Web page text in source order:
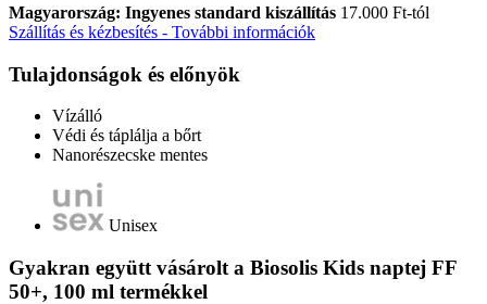
Magyarország: Ingyenes standard kiszállítás 17.000 Ft-tól
Szállítás és kézbesítés - További információk
Tulajdonságok és előnyök
Vízálló
Védi és táplálja a bőrt
Nanorészecske mentes
Unisex
Gyakran együtt vásárolt a Biosolis Kids naptej FF
50+, 100 ml termékkel